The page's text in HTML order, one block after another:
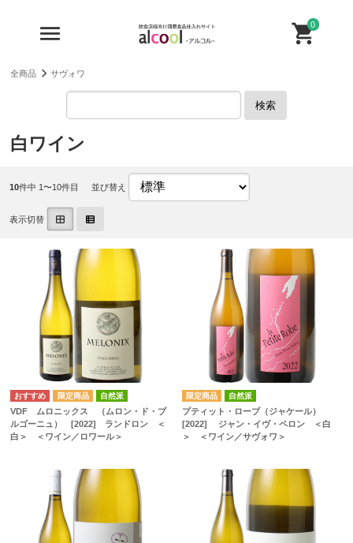
0
全商品 サヴォワ
検索
白ワイン
10件中 1〜10件目 並び替え
表示切替
自然派
VDF ムロニックス （ムロン・ド・ブ
ルゴーニュ） [2022] ランドロン ＜
白＞ ＜ワイン／ロワール＞
自然派
プティット・ローブ（ジャケール）
[2022] ジャン・イヴ・ペロン ＜白
＞ ＜ワイン／サヴォワ＞